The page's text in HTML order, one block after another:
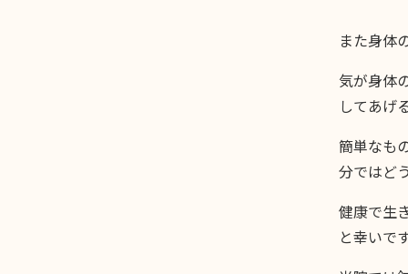
また身体
気が身体
してあげ
簡単なも
分ではど
健康で生
と幸いで